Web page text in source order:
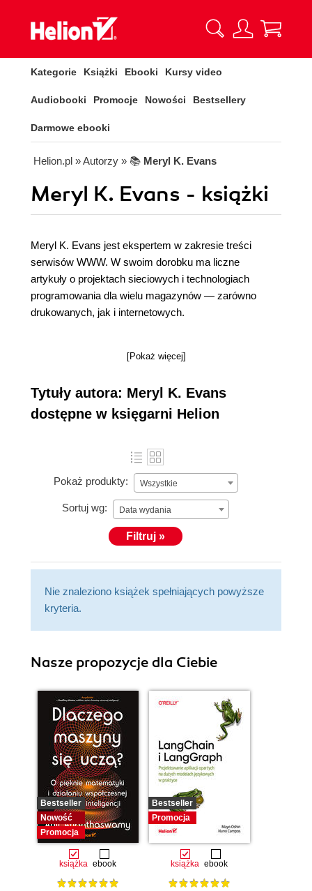
Kategorie Książki Ebooki Kursy video
Audiobooki Promocje Nowości Bestsellery
Darmowe ebooki
Helion.pl » Autorzy » 📚 Meryl K. Evans
Meryl K. Evans - książki
Meryl K. Evans jest ekspertem w zakresie treści
serwisów WWW. W swoim dorobku ma liczne
artykuły o projektach sieciowych i technologiach
programowania dla wielu magazynów — zarówno
drukowanych, jak i internetowych.
[Pokaż więcej]
Tytuły autora: Meryl K. Evans
dostępne w księgarni Helion
Pokaż produkty: Wszystkie
Sortuj wg: Data wydania
Filtruj »
Nie znaleziono książek spełniających powyższe
kryteria.
Nasze propozycje dla Ciebie
Bestseller
Nowość
Promocja
książka ebook
Bestseller
Promocja
książka ebook